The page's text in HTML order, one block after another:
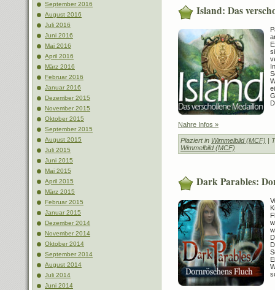
September 2016
August 2016
Juli 2016
Juni 2016
Mai 2016
April 2016
März 2016
Februar 2016
Januar 2016
Dezember 2015
November 2015
Oktober 2015
September 2015
August 2015
Juli 2015
Juni 2015
Mai 2015
April 2015
März 2015
Februar 2015
Januar 2015
Dezember 2014
November 2014
Oktober 2014
September 2014
August 2014
Juli 2014
Juni 2014
Island: Das
Nahre Infos »
Plaziert in Wimmelbild (MCF) |
Wimmelbild (MCF)
Dark Parables: